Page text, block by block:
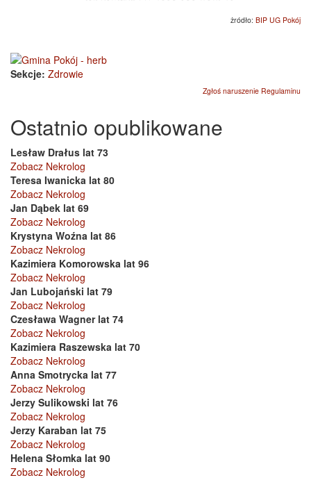
żródło: BIP UG Pokój
Sekcje: Zdrowie
Zgłoś naruszenie Regulaminu
Ostatnio opublikowane
Lesław Drałus lat 73
Zobacz Nekrolog
Teresa Iwanicka lat 80
Zobacz Nekrolog
Jan Dąbek lat 69
Zobacz Nekrolog
Krystyna Woźna lat 86
Zobacz Nekrolog
Kazimiera Komorowska lat 96
Zobacz Nekrolog
Jan Lubojański lat 79
Zobacz Nekrolog
Czesława Wagner lat 74
Zobacz Nekrolog
Kazimiera Raszewska lat 70
Zobacz Nekrolog
Anna Smotrycka lat 77
Zobacz Nekrolog
Jerzy Sulikowski lat 76
Zobacz Nekrolog
Jerzy Karaban lat 75
Zobacz Nekrolog
Helena Słomka lat 90
Zobacz Nekrolog